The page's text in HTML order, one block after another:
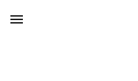
Skip to main content